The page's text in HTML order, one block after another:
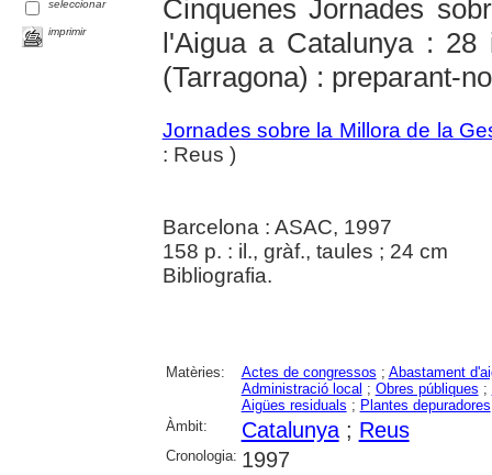
seleccionar
imprimir
Cinquenes Jornades
l'Aigua a Catalunya :
(Tarragona) : preparant-
Jornades sobre la Millora de la
: Reus )
Barcelona : ASAC, 1997
158 p. : il., gràf., taules ; 24 cm
Bibliografia.
Matèries: Actes de congressos ; Abastament
Administració local ; Obres públiques ;
Aigües residuals ; Plantes depuradores
Àmbit:
Catalunya; Reus
Cronologia: 1997